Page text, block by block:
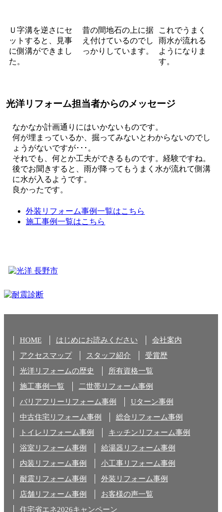
Ｕ字溝を逆さにセ
ットすると、見事
に側溝ができまし
た。
昔の間地石の上に据
え付けているのでし
っかりしています。
これでうまく
雨水が流れる
ようになりま
す。
光洋リフォーム担当者からのメッセージ
なかなか計画通りにはいかないものです。
何が埋まっているか、掘ってみないとわからないのでし
ょうがないですが･･･。
それでも、何とか工夫ができるものです。経験ですね。
後でお聞きすると、雨が降ってもうまく水が流れて側溝
に水が入るようです。
良かったです。
外装リフォーム事例一覧はこちら
施工事例一覧はこちら
HOME はじめにお読みください
会社案内
アクセスマップ
スタッフ紹介
受賞歴
光洋リフォームの歴史
所有資格一覧
施工事例一覧
二世帯リフォーム事例
バリアフリーリフォーム事例
Uターン事例
中古住宅リフォーム事例
総合リフォーム事例
トイレリフォーム事例
キッチンリフォーム事例
浴室リフォーム事例
給湯器リフォーム事例
内装リフォーム事例
小工事リフォーム事例
耐震リフォーム事例
外装リフォーム事例
店舗リフォーム事例
お客様の声一覧
住宅省エネ2026キャンペーン